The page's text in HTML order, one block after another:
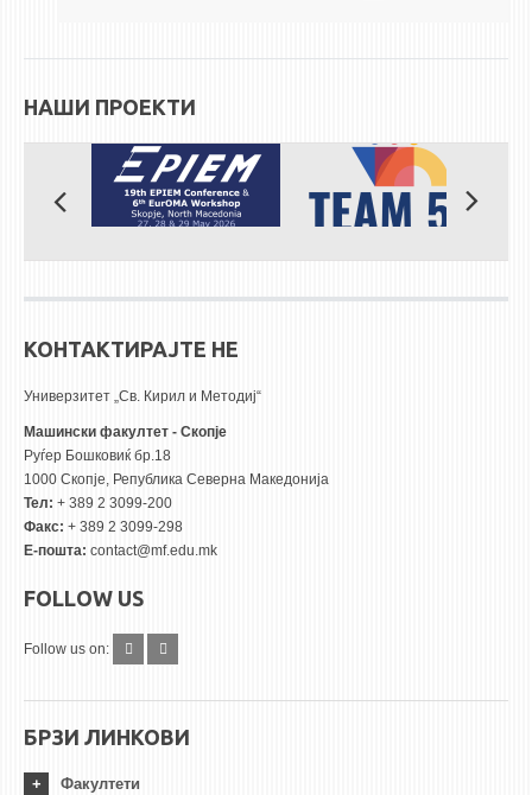
СООПШТЕНИЈА
СТУДЕНТСКА СЛУЖБА
БИБЛИОТЕКА
СТИПЕНДИИ/ПРАКСИ
СТИПЕНДИИ
ПРАКСИ
КОНТАКТ
НАШИ ПРОЕКТИ
КОНТАКТИРАЈТЕ НЕ
Универзитет „Св. Кирил и Методиј“
Машински факултет - Скопје
Руѓер Бошковиќ бр.18
1000 Скопје, Република Северна Македонија
Тел: + 389 2 3099-200
Факс: + 389 2 3099-298
Е-пошта: contact@mf.edu.mk
FOLLOW US
Follow us on:
БРЗИ ЛИНКОВИ
Факултети